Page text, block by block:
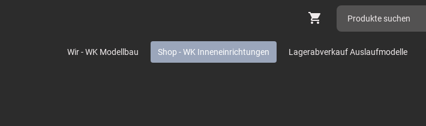
Wir - WK Modellbau Shop - WK Inneneinrichtungen Lagerabverkauf Auslaufmodelle